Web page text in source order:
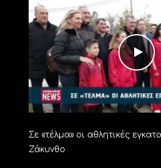
Σε «τέλμα» οι αθλητικές
Ζάκυνθο